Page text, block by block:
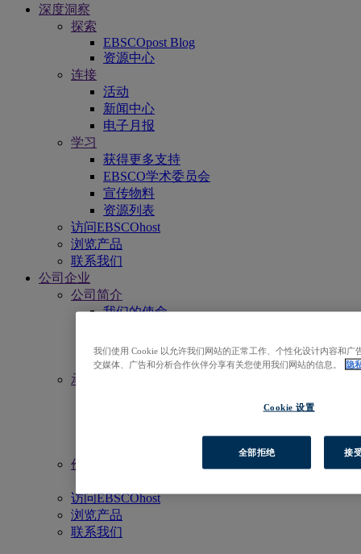
深度洞察
探索
EBSCOpost Blog
资源中心
连接
活动
新闻中心
电子月报
学习
获得更多支持
EBSCO学术委员会
宣传物料
资源列表
访问EBSCOhost
浏览产品
联系我们
公司企业
公司简介
我们的使命
办事处
职业与工作
承诺与责任
价值观
访问EBSCOhost
浏览产品
联系我们
我们使用 Cookie 以允许我们网站的正常工作、个性化设计内容和
交媒体、广告和分析合作伙伴分享有关您使用我们网站的信息。
隐
Cookie 设置
全部拒绝 接